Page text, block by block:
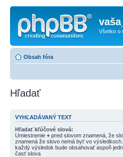
Všetko o
Obsah fóra
Hľadať
VYHĽADÁVANÝ TEXT
Hľadať kľúčové slová:
Umiestnenie + pred slovom znamená, že
znamená že slovo nemá byť vo
každý výsledok bude obsahovať aspoň
časť slova